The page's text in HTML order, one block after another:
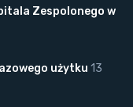
Zespolonego w
użytku 13